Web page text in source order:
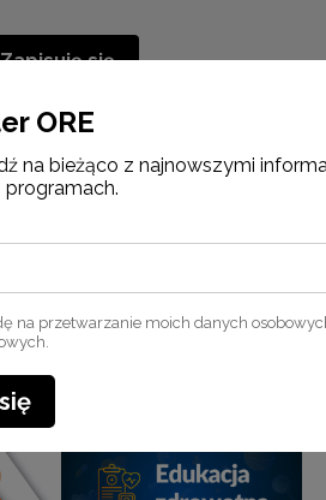
Zapisuję się
ORE
na bieżąco z najnowszymi
programach.
na przetwarzanie moich danych